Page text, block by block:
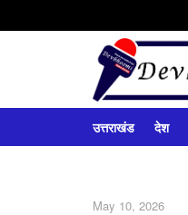
उत्तराखंड देश
May 10, 2026